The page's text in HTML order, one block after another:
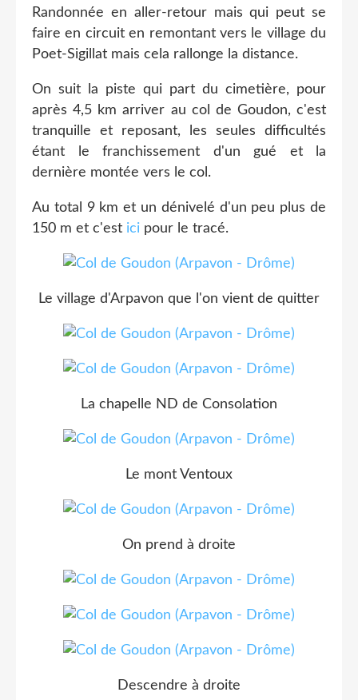
Randonnée en aller-retour mais qui peut se
faire en circuit en remontant vers le village du
Poet-Sigillat mais cela rallonge la distance.
On suit la piste qui part du cimetière, pour
après 4,5 km arriver au col de Goudon, c'est
tranquille et reposant, les seules difficultés
étant le franchissement d'un gué et la
dernière montée vers le col.
Au total 9 km et un dénivelé d'un peu plus de
150 m et c'est ici pour le tracé.
Le village d'Arpavon que l'on vient de quitter
La chapelle ND de Consolation
Le mont Ventoux
On prend à droite
Descendre à droite